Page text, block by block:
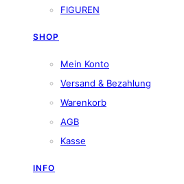
FIGUREN
SHOP
Mein Konto
Versand & Bezahlung
Warenkorb
AGB
Kasse
INFO